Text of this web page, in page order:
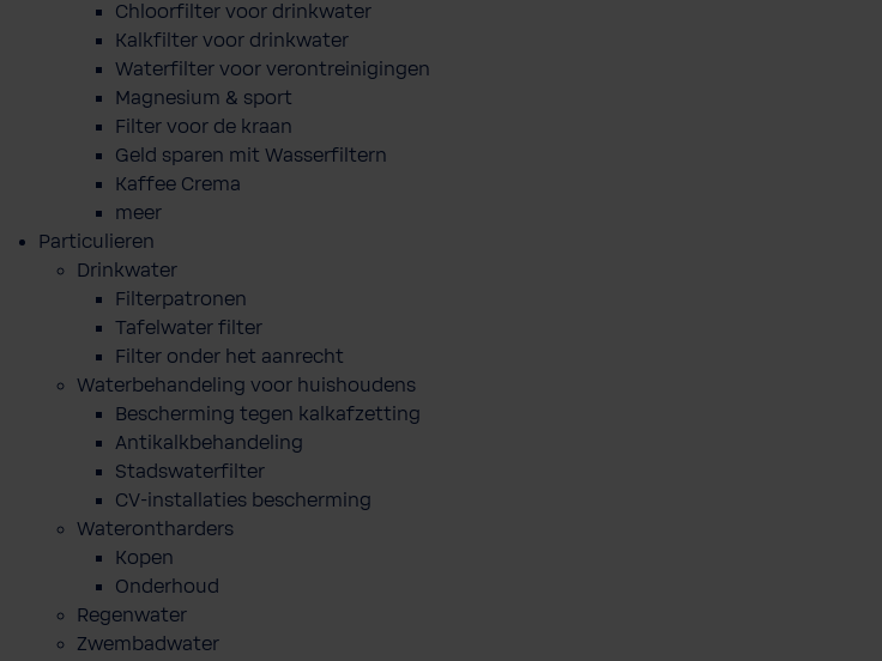
Chloorfilter voor drinkwater
Kalkfilter voor drinkwater
Waterfilter voor verontreinigingen
Magnesium & sport
Filter voor de kraan
Geld sparen mit Wasserfiltern
Kaffee Crema
meer
Particulieren
Drinkwater
Filterpatronen
Tafelwater filter
Filter onder het aanrecht
Waterbehandeling voor huishoudens
Bescherming tegen kalkafzetting
Antikalkbehandeling
Stadswaterfilter
CV-installaties bescherming
Waterontharders
Kopen
Onderhoud
Regenwater
Zwembadwater